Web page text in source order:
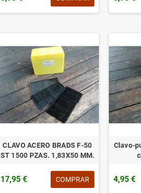
CLAVO ACERO BRADS F-50
ST 1500 PZAS. 1,83X50 MM.
17,95 € COMPRAR
Clavo-
4,95 €